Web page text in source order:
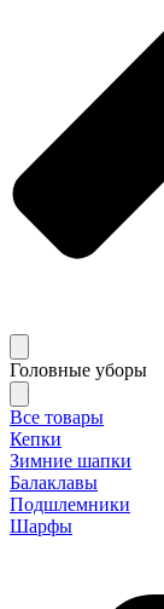
Головные уборы
Все товары
Кепки
Зимние шапки
Балаклавы
Подшлемники
Шарфы